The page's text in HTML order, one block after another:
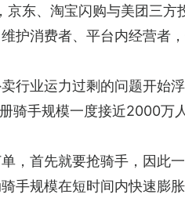
东、淘宝闪购与美团三
护消费者、平台内经营者
行业运力过剩的问题开始
骑手规模一度接近2000万人
，首先就要抢骑手，因此
手规模在短时间内快速膨胀